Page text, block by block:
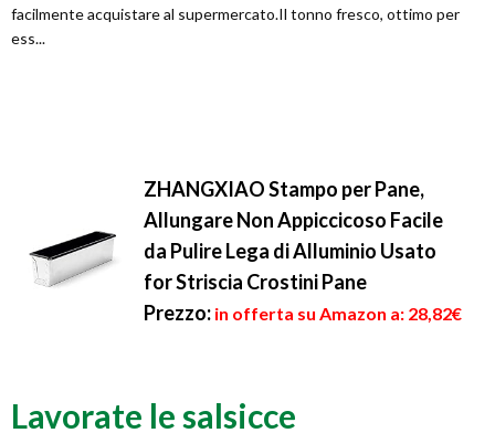
facilmente acquistare al supermercato.Il tonno fresco, ottimo per
ess...
ZHANGXIAO Stampo per Pane,
Allungare Non Appiccicoso Facile
da Pulire Lega di Alluminio Usato
for Striscia Crostini Pane
Prezzo: in offerta su Amazon a: 28,82€
Lavorate le salsicce